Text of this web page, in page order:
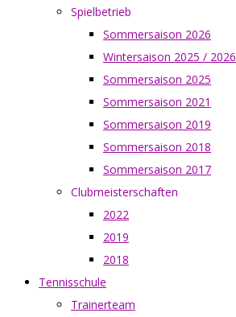
Spielbetrieb
Sommersaison 2026
Wintersaison 2025 / 2026
Sommersaison 2025
Sommersaison 2021
Sommersaison 2019
Sommersaison 2018
Sommersaison 2017
Clubmeisterschaften
2022
2019
2018
Tennisschule
Trainerteam